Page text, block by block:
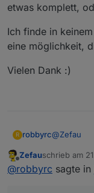
bietet dafür
spezifische
ioBroker.vis
Mehr
gibt es im
Bitte stimmt
etwas komplett,
Ich finde in
eine möglichkeit,
Vielen Dank :)
R robbyrc@Zefau
Erstmal
tolle Vis
Offline
Zefauschrieb am
zuletzt
@robbyrc sagte in